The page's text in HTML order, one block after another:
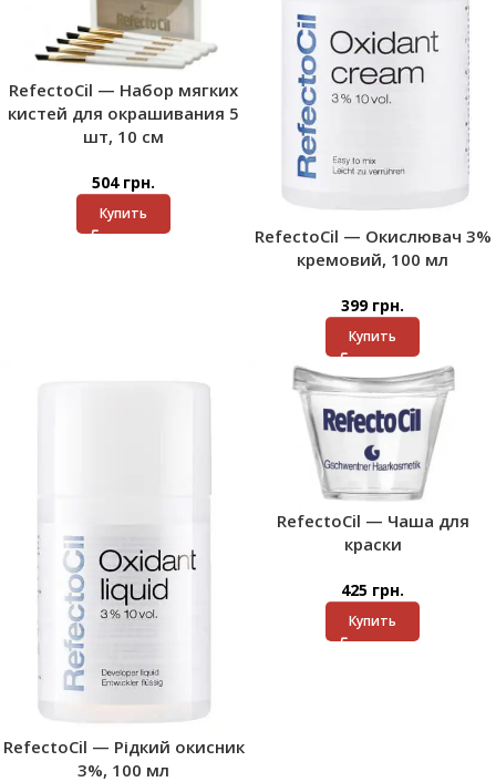
RefectoCil — Набор мягких
кистей для окрашивания 5
шт, 10 см
504 грн.
Купить
RefectoCil — Окислювач 3%
кремовий, 100 мл
399 грн.
Купить
RefectoCil — Рідкий окисник
3%, 100 мл
RefectoCil — Чаша для
краски
425 грн.
Купить